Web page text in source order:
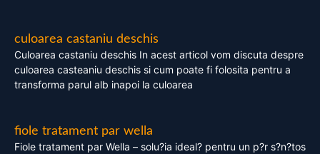
culoarea castaniu deschis
Culoarea castaniu deschis In acest articol vom discuta despre
culoarea casteaniu deschis si cum poate fi folosita pentru a
transforma parul alb inapoi la culoarea
fiole tratament par wella
Fiole tratament par Wella – solu?ia ideal? pentru un p?r s?n?tos